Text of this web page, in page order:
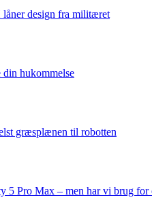
design fra militæret
hukommelse
græsplænen til robotten
5 Pro Max – men har vi brug for